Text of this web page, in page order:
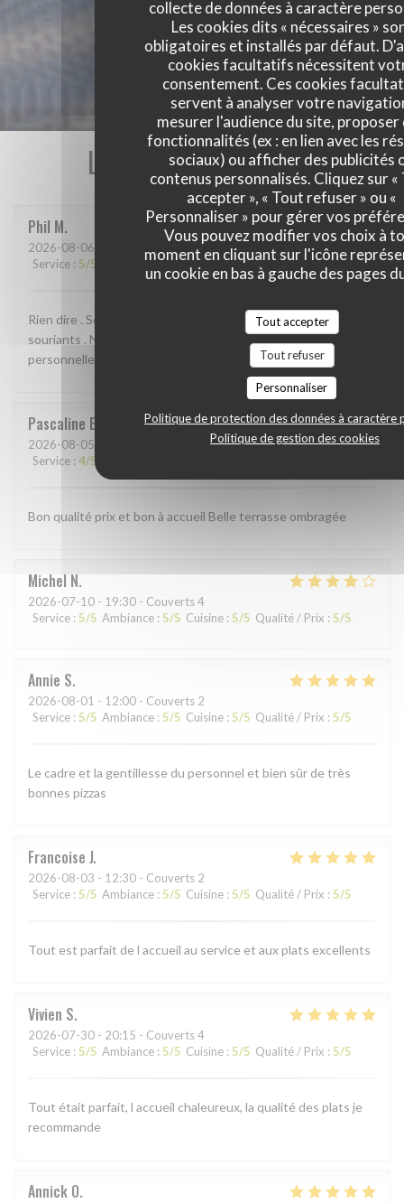
collecte de données à caractère
Les cookies dits « nécessaires »
obligatoires et installés par défaut.
cookies facultatifs nécessitent
consentement. Ces cookies
servent à analyser votre
mesurer l'audience du site, proposer
fonctionnalités (ex : en lien avec les
sociaux) ou afficher des publicités
contenus personnalisés. Cliquez sur «
accepter », « Tout refuser » ou «
Personnaliser » pour gérer vos
Vous pouvez modifier vos choix à
moment en cliquant sur l'icône
un cookie en bas à gauche des pages
Tout accepter
Tout refuser
Personnaliser
Politique de protection des données à caractère
Politique de gestion des cookies
Les avis de nos clients
Phil M
2026-08-06 - 20:15 - Couverts 6
Service : 5/5 Ambiance:5/5 Cuisine :5/5 Qualité / Prix: 4/5
Rien dire . Serviable , a l'écoute de la clientèle , personnelles
souriants . Nous a prévenu qu'il y aura de l attend , mais
personnellement nous ne l'avons pas ressenti.
Pascaline E
2026-08-05
Service : 4/5
Bon qualité prix et bon à accueil Belle terrasse ombragée
Michel N
2026-07-10 - 19:30 - Couverts 4
Service :5/5 Ambiance : 5/5 Cuisine : 5/5 Qualité / Prix : 5/5
Annie S
2026-08-01 - 12:00 - Couverts 2
Service : 5/5 Ambiance : 5/5 Cuisine : 5/5 Qualité / Prix : 5/5
Le cadre et la gentillesse du personnel et bien sûr de très
bonnes pizzas
Francoise J
2026-08-03 - 12:30 - Couverts 2
Service : 5/5 Ambiance : 5/5 Cuisine : 5/5 Qualité / Prix : 5/5
Tout est parfait de l accueil au service et aux plats excellents
Vivien S
2026-07-30 - 20:15 - Couverts 4
Service : 5/5 Ambiance : 5/5 Cuisine : 5/5 Qualité / Prix : 5/5
Tout était parfait, l accueil chaleureux, la qualité des plats je
recommande
Annick O